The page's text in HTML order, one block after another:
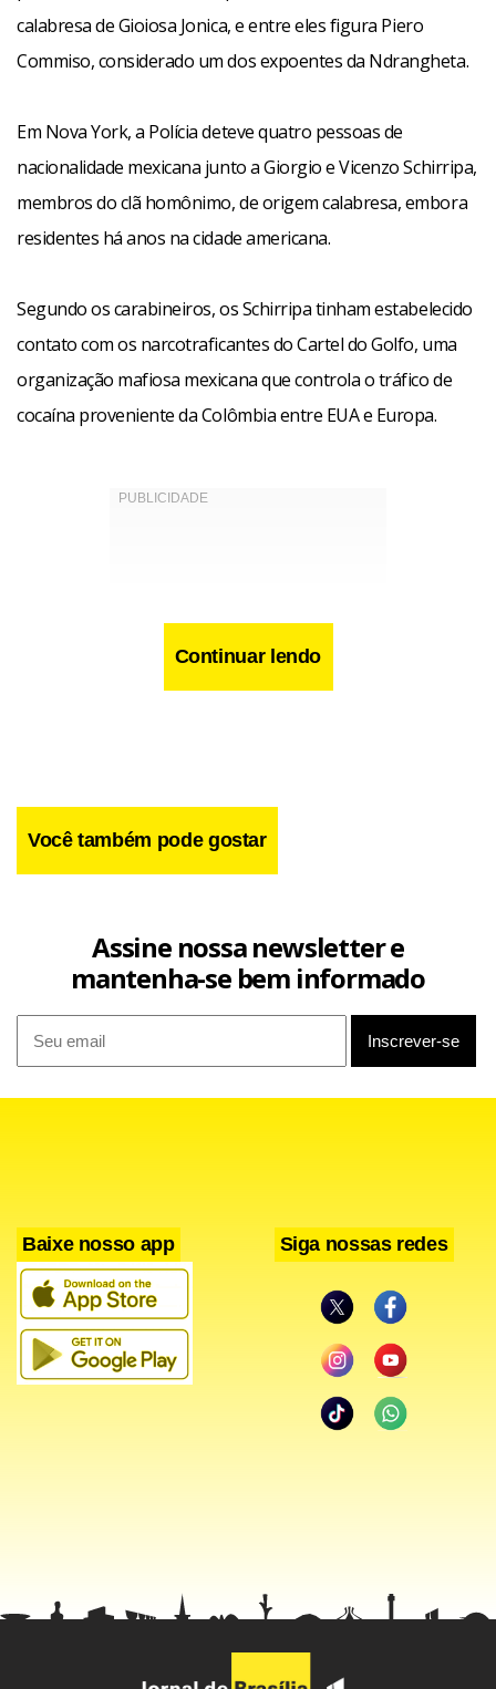
calabresa de Gioiosa Jonica, e entre eles figura Piero
Commiso, considerado um dos expoentes da Ndrangheta.
Em Nova York, a Polícia deteve quatro pessoas de
nacionalidade mexicana junto a Giorgio e Vicenzo Schirripa,
membros do clã homônimo, de origem calabresa, embora
residentes há anos na cidade americana.
Segundo os carabineiros, os Schirripa tinham estabelecido
contato com os narcotraficantes do Cartel do Golfo, uma
organização mafiosa mexicana que controla o tráfico de
cocaína proveniente da Colômbia entre EUA e Europa.
Continuar lendo
Você também pode gostar
Assine nossa newsletter e
mantenha-se bem informado
Baixe nosso app Siga nossas redes